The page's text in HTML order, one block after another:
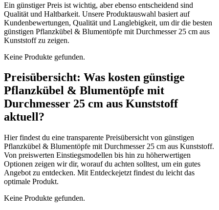
Ein günstiger Preis ist wichtig, aber ebenso entscheidend sind
Qualität und Haltbarkeit. Unsere Produktauswahl basiert auf
Kundenbewertungen, Qualität und Langlebigkeit, um dir die besten
günstigen Pflanzkübel & Blumentöpfe mit Durchmesser 25 cm aus
Kunststoff zu zeigen.
Keine Produkte gefunden.
Preisübersicht: Was kosten günstige
Pflanzkübel & Blumentöpfe mit
Durchmesser 25 cm aus Kunststoff
aktuell?
Hier findest du eine transparente Preisübersicht von günstigen
Pflanzkübel & Blumentöpfe mit Durchmesser 25 cm aus Kunststoff.
Von preiswerten Einstiegsmodellen bis hin zu höherwertigen
Optionen zeigen wir dir, worauf du achten solltest, um ein gutes
Angebot zu entdecken. Mit Entdeckejetzt findest du leicht das
optimale Produkt.
Keine Produkte gefunden.